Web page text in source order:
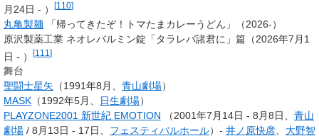
月24日 - ）
[110]
丸亀製麺 「帰ってきたぞ！トマたまカレーうどん」（2026-）
原沢製薬工業 ネオレバルミン錠「タラレバ諸君に」篇（2026年7月1
日 - ）
[111 ]
舞台
聖闘士星矢 （1991年8月、 青山劇場）
MASK （1992年5月、 日生劇場）
PLAYZONE2001 新世紀 EMOTION （2001年7月14日 - 8月8日、 青山
劇場 / 8月13日 - 17日、 フェスティバルホール）- 井ノ原快彦、 大野智